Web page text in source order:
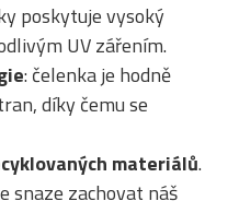
poskytuje vysoký
UV zářením.
: čelenka je hodně
díky čemu se
materiálů.
snaze zachovat náš